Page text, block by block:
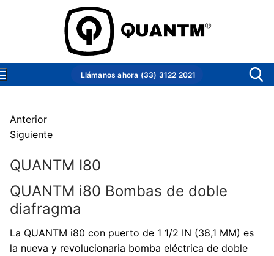
Llámanos ahora (33) 3122 2021
Productos
Bombas industriales
Bombas sanitarias
Conocer Quantm
¿Qué es?
Nosotros
Anterior
Siguiente
QUANTM I80
QUANTM i80 Bombas de doble
diafragma
La QUANTM i80 con puerto de 1 1/2 IN (38,1 MM) es
la nueva y revolucionaria bomba eléctrica de doble